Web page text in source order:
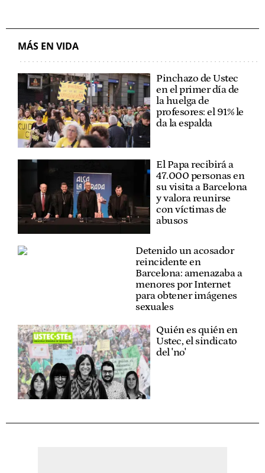
MÁS EN VIDA
Pinchazo de Ustec
en el primer día de
la huelga de
profesores: el 91% le
da la espalda
El Papa recibirá a
47.000 personas en
su visita a Barcelona
y valora reunirse
con víctimas de
abusos
Detenido un acosador
reincidente en
Barcelona: amenazaba a
menores por Internet
para obtener imágenes
sexuales
Quién es quién en
Ustec, el sindicato
del 'no'